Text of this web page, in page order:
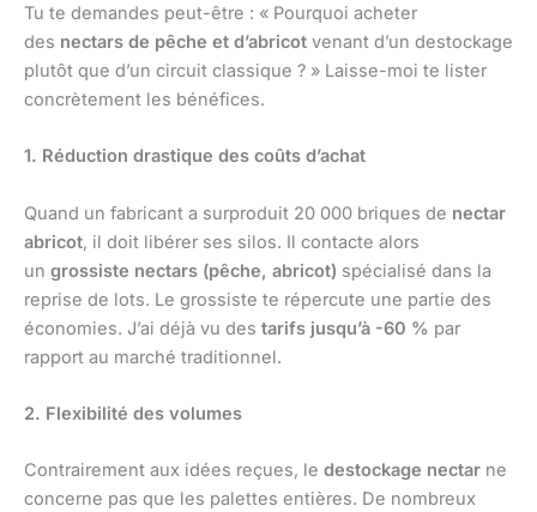
Tu te demandes peut-être : « Pourquoi acheter
des nectars de pêche et d’abricot venant d’un destockage
plutôt que d’un circuit classique ? » Laisse-moi te lister
concrètement les bénéfices.
1. Réduction drastique des coûts d’achat
Quand un fabricant a surproduit 20 000 briques de nectar
abricot, il doit libérer ses silos. Il contacte alors
un grossiste nectars (pêche, abricot) spécialisé dans la
reprise de lots. Le grossiste te répercute une partie des
économies. J’ai déjà vu des tarifs jusqu’à -60 % par
rapport au marché traditionnel.
2. Flexibilité des volumes
Contrairement aux idées reçues, le destockage nectar ne
concerne pas que les palettes entières. De nombreux